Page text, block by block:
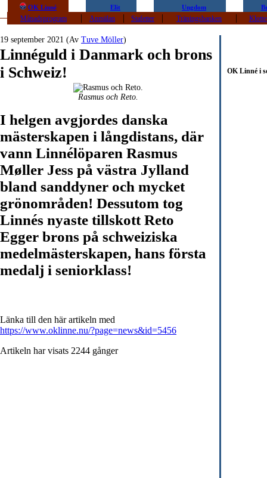
OK Linné Elit Ungdom
Månadsprogram | Anmälan | Stafetter | Träningsbanken |
19 september 2021 (Av Tuve Möller)
Linnéguld i Danmark och brons
i Schweiz!
Rasmus och Reto.
I helgen avgjordes danska
mästerskapen i långdistans, där
vann Linnélöparen Rasmus
Møller Jess på västra Jylland
bland sanddyner och mycket
grönområden! Dessutom tog
Linnés nyaste tillskott Reto
Egger brons på schweiziska
medelmästerskapen, hans första
medalj i seniorklass!
Länka till den här artikeln med
https://www.oklinne.nu/?page=news&id=5456
Artikeln har visats 2244 gånger
OK Linné i